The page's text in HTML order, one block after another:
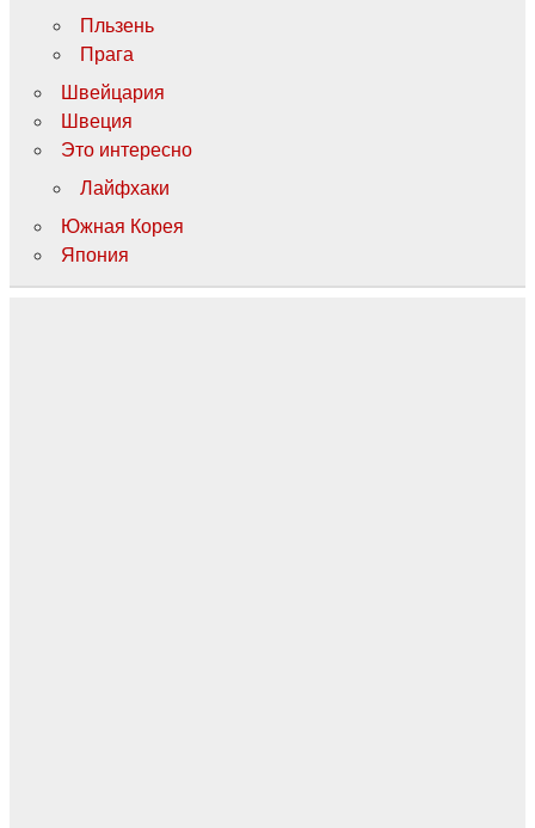
Пльзень
Прага
Швейцария
Швеция
Это интересно
Лайфхаки
Южная Корея
Япония